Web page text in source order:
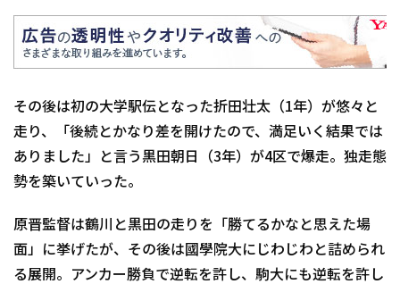
その後は初の大学駅伝となった折田壮太（1年）が悠々と
走り、「後続とかなり差を開けたので、満足いく結果では
ありました」と言う黒田朝日（3年）が4区で爆走。独走態
勢を築いていった。
原晋監督は鶴川と黒田の走りを「勝てるかなと思えた場
面」に挙げたが、その後は國學院大にじわじわと詰められ
る展開。アンカー勝負で逆転を許し、駒大にも逆転を許し